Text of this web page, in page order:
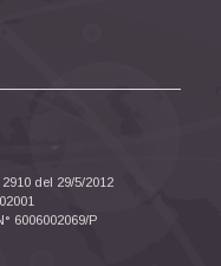
del 29/5/2012
6006002069/P